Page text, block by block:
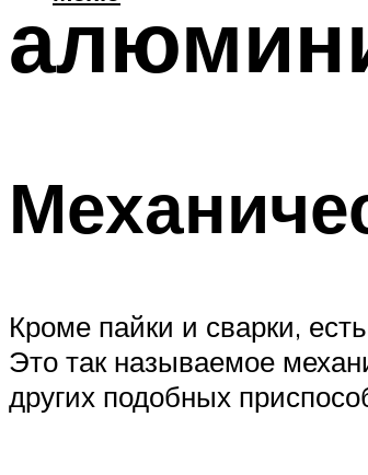
Кроме пайки и сварки,
Это так называемое
других подобных